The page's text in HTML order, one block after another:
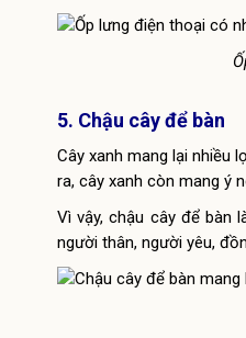
5. Chậu cây để bàn
Cây xanh mang lại nhiều
ra, cây xanh còn mang ý
Vì vậy, chậu cây để bàn
người thân, người yêu,